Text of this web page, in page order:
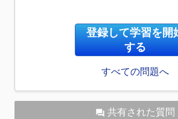
登録して学習を開
する
すべての問題へ
question_answer 共有された質問